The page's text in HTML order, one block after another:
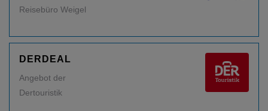
Reisebüro Weigel
DERDEAL
Angebot der
Dertouristik